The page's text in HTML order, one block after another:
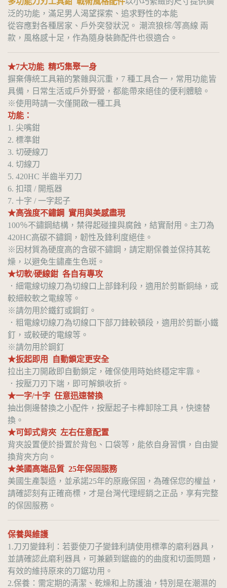
泛的功能，滿足男人渴望探索、追求野性的本能
從容應對各種居家、戶外突發狀況。 潮流狼棕/等高線 兩
款，風格感十足，作為隨身裝飾配件也很適合。
★7大功能 精巧集聚一身
摒棄傳統工具箱的繁雜與沉重，7 種工具合一，常用功能皆
具備，日常生活或戶外野營，都能帶來絕佳的便利體驗。
※使用時請一次僅開啟一種工具
功能：
1. 尖嘴鉗
2. 標準鉗
3. 切硬線刀
4. 切線刀
5. 420HC 半齒半刃刀
6. 扣環 / 開瓶器
7. 十字 / 一字起子
★高強度不鏽鋼 實用與美感盡現
100％不鏽鋼結構，禁得起碰撞與腐蝕，結實耐用。主刀為
420HC高碳不鏽鋼，韌性及鋒利度絕佳。
※因材質為硬度高的含碳不鏽鋼，請定期保養並保持其乾
燥，以避免生鏽產生色斑。
★切軟/硬線鉗 各自有專攻
．細電線切線刀為切線口上部鋒利段，適用於剪斷銅絲，或
較細較軟之電線等。
※請勿用於鐵釘或鋼釘。
．粗電線切線刀為切線口下部刀鋒較頓段，適用於剪斷小鐵
釘，或較硬的電線等。
※請勿用於鋼釘
★扳起即用 自動鎖定更安全
拉出主刀開啟即自動鎖定，確保使用時始終穩定牢靠。
．按壓刀刃下端，即可解鎖收折。
★一字/十字 任意迅速替換
抽出側邊替換之小配件，按壓起子卡榫卸除工具，快速替
換。
★可卸式背夾 左右任意配置
背夾設置便於掛置於背包、口袋等，能依自身習慣，自由變
換背夾方向。
★美國高端品質 25年保固服務
美國生產製造，並承諾25年的原廠保固，為確保您的權益，
請確認刻有正確商標，才是台灣代理經銷之正品，享有完整
的保固服務。
保養與維護
1.刀刃變鋒利：若要使刀子變鋒利請使用標準的磨利器具，
並請確認此磨利器具，可兼顧到鋸齒的的曲度和切面問題，
有效的維持原來的刀鋸功用。
2.保養：需定期的清潔、乾燥和上防護油，特別是在潮濕的